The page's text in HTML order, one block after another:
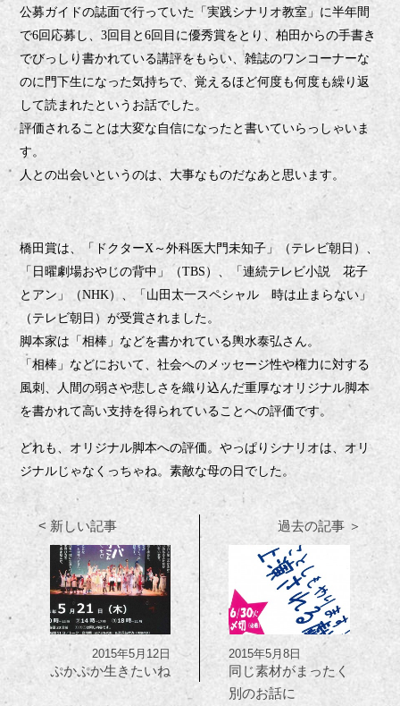
公募ガイドの誌面で行っていた「実践シナリオ教室」に半年間
で6回応募し、3回目と6回目に優秀賞をとり、柏田からの手書き
でびっしり書かれている講評をもらい、雑誌のワンコーナーな
のに門下生になった気持ちで、覚えるほど何度も何度も繰り返
して読まれたというお話でした。
評価されることは大変な自信になったと書いていらっしゃいま
す。
人との出会いというのは、大事なものだなあと思います。
橋田賞は、「ドクターX ～外科医大門未知子」（テレビ朝日）、
「日曜劇場おやじの背中」（TBS ）、「連続テレビ小説 花子
とアン」（NHK）、「山田太一スペシャル 時は止まらない」
（テレビ朝日）が受賞されました。
脚本家は「相棒」などを書かれている輿水泰弘さん。
「相棒」などにおいて、社会へのメッセージ性や権力に対する
風刺、人間の弱さや悲しさを織り込んだ重厚なオリジナル脚本
を書かれて高い支持を得られていることへの評価です。
どれも、オリジナル脚本への評価。やっぱりシナリオは、オリ
ジナルじゃなくっちゃね。素敵な母の日でした。
< 新しい記事
2015年5月12日
ぷかぷか生きたいね
過去の記事 ＞
2015年5月8日
同じ素材がまったく
別のお話に